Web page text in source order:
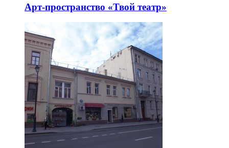
Арт-пространство «Твой театр»